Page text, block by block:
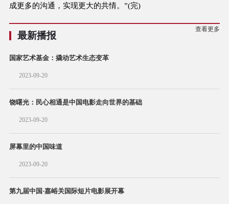
成更多的沟通，实现更大的共情。”(完)
最新播报
查看更多
国家艺术基金：撬动艺术生态变革
2023-09-20
饶曙光：民心相通是中国电影走向世界的基础
2023-09-20
屏幕里的中国味道
2023-09-20
第九届中国·嘉峪关国际短片电影展开幕